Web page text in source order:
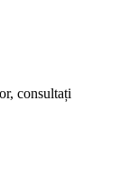
consultați